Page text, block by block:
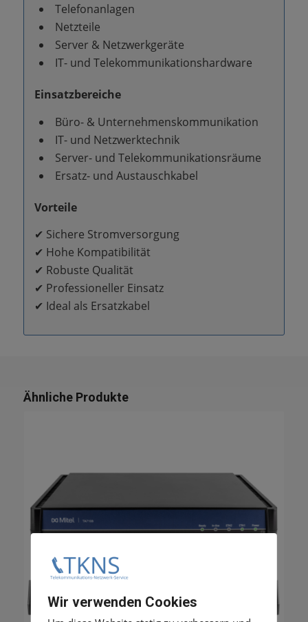
Telefonanlagen
Netzteile
Server & Netzwerkgeräte
IT- und Telekommunikationshardware
Einsatzbereiche
Büro- & Unternehmenskommunikation
IT- und Netzwerktechnik
Server- und Telekommunikationsräume
Ersatz- und Austauschkabel
Vorteile
✔ Sichere Stromversorgung
✔ Hohe Kompatibilität
✔ Robuste Qualität
✔ Professioneller Einsatz
✔ Ideal als Ersatzkabel
Ähnliche Produkte
Wir verwenden Cookies